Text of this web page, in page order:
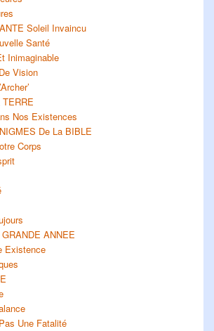
Soleil Invaincu
Santé
Inimaginable
Vision
Nos Existences
De La BIBLE
Corps
ANNEE
Existence
Une Fatalité